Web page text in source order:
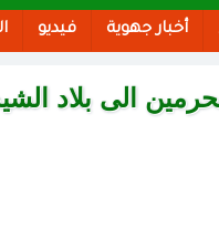
أخبار جهوية فيديو
الى بلاد